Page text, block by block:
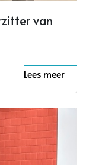
van
Lees meer